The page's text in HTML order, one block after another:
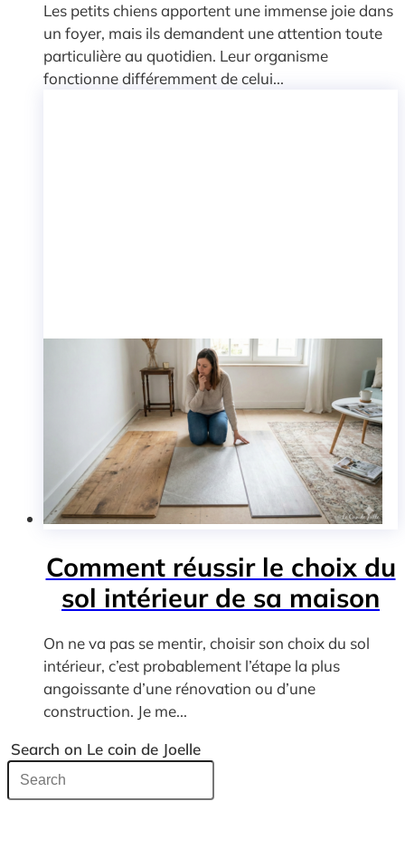
Les petits chiens apportent une immense joie dans
un foyer, mais ils demandent une attention toute
particulière au quotidien. Leur organisme
fonctionne différemment de celui...
Comment réussir le choix du
sol intérieur de sa maison
On ne va pas se mentir, choisir son choix du sol
intérieur, c’est probablement l’étape la plus
angoissante d’une rénovation ou d’une
construction. Je me...
Search on Le coin de Joelle